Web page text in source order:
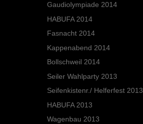
Gaudiolympiade 2014
HABUFA 2014
Fasnacht 2014
Kappenabend 2014
Bollschweil 2014
Seiler Wahlparty 2013
Seifenkistenr./ Helferfest 2013
HABUFA 2013
Wagenbau 2013